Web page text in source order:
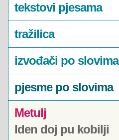
tekstovi pjesama
tražilica
izvođači po slovima
pjesme po slovima
Metulj
Iden doj pu kobilji